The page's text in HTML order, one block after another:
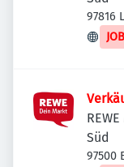
97816
Süd
97500